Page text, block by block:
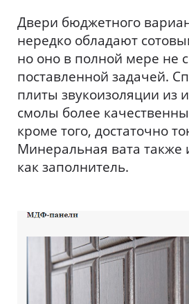
Двери бюджетного
нередко обладают
но оно в полной мере не
поставленной задачей.
плиты звукоизоляции из
смолы более
кроме того, достаточно
Минеральная вата также
как заполнитель.